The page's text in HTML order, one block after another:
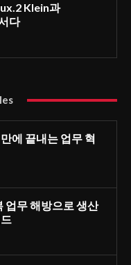
Klein과
다
에 끝내는 업무 혁
업무 해방으로 생산